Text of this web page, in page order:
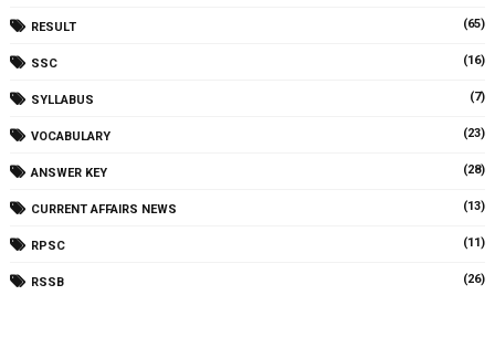
RESULT (65)
SSC (16)
SYLLABUS (7)
VOCABULARY (23)
ANSWER KEY (28)
CURRENT AFFAIRS NEWS (13)
RPSC (11)
RSSB (26)